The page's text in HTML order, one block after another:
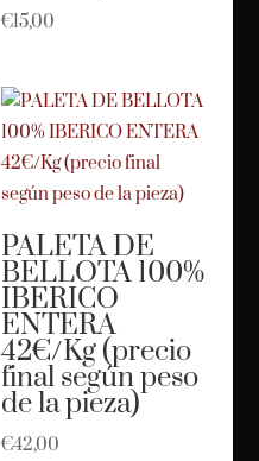
€15,00
PALETA DE
BELLOTA 100%
IBERICO
ENTERA
42€/Kg (precio
final según peso
de la pieza)
€42,00